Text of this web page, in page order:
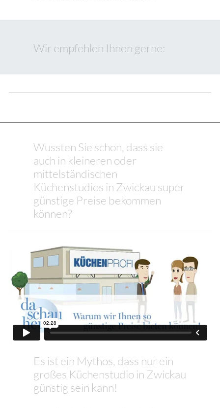
Wir empfehlen Ihnen gerne:
Wussten Sie schon, dass sie
auch in kleineren oder
mittelständischen
Küchenstudios in Zwickau super
günstige Preise bekommen
können?
Es ist ein Mythos, dass nur ein
großes Küchenstudio in Zwickau
günstig sein kann!